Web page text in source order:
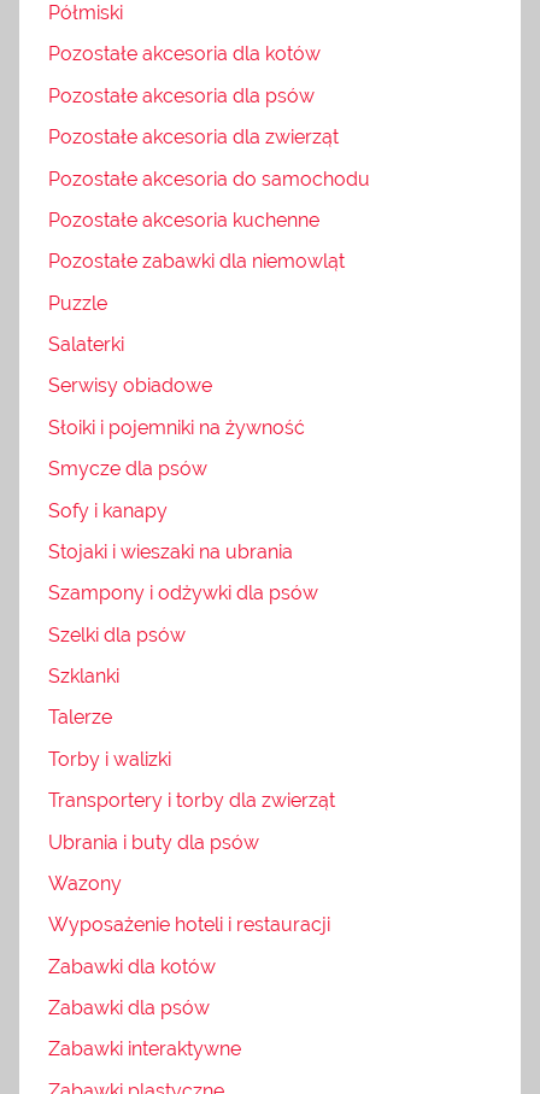
Półmiski
Pozostałe akcesoria dla kotów
Pozostałe akcesoria dla psów
Pozostałe akcesoria dla zwierząt
Pozostałe akcesoria do samochodu
Pozostałe akcesoria kuchenne
Pozostałe zabawki dla niemowląt
Puzzle
Salaterki
Serwisy obiadowe
Słoiki i pojemniki na żywność
Smycze dla psów
Sofy i kanapy
Stojaki i wieszaki na ubrania
Szampony i odżywki dla psów
Szelki dla psów
Szklanki
Talerze
Torby i walizki
Transportery i torby dla zwierząt
Ubrania i buty dla psów
Wazony
Wyposażenie hoteli i restauracji
Zabawki dla kotów
Zabawki dla psów
Zabawki interaktywne